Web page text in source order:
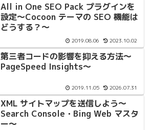
All in One SEO Pack プラグインを
設定〜Cocoon テーマの SEO 機能は
どうする？〜
2019.08.06 2023.10.02
第三者コードの影響を抑える方法〜
PageSpeed Insights〜
2019.11.05 2026.07.31
XML サイトマップを送信しよう〜
Search Console・Bing Web マスタ
ー〜